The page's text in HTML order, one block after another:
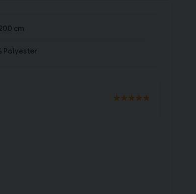
cm
Polyester